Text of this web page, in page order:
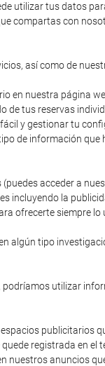
utilizar tus datos
compartas con
así como de
en nuestra página
tus reservas
y gestionar tu
de información
acceder a
la
ofrecerte siempre lo
algún tipo
podríamos utilizar
publicitarios
registrada en
nuestros anuncios